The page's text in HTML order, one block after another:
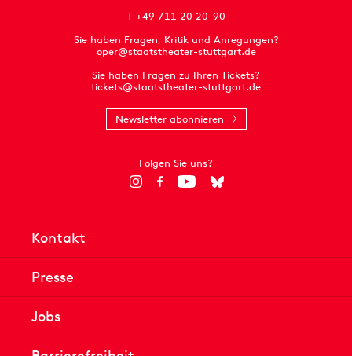
T +49 711 20 20-90
Sie haben Fragen, Kritik und Anregungen?
oper@staatstheater-stuttgart.de
Sie haben Fragen zu Ihren Tickets?
tickets@staatstheater-stuttgart.de
Newsletter abonnieren
Folgen Sie uns?
Kontakt
Presse
Jobs